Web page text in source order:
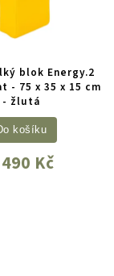
blok Energy.2
- 75 x 35 x 15 cm
- žlutá
Kč
košíku